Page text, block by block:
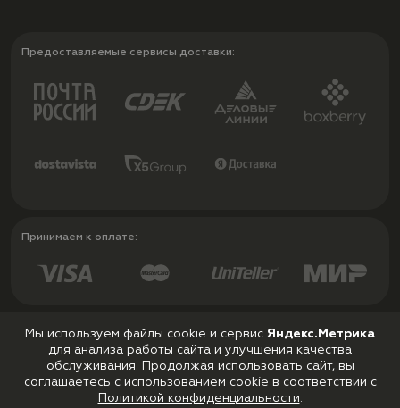
Предоставляемые сервисы доставки:
Принимаем к оплате:
Политика конфиденциальности
Пользовательское соглашение
Мы используем файлы cookie и сервис Яндекс.Метрика
для анализа работы сайта и улучшения качества
обслуживания. Продолжая использовать сайт, вы
соглашаетесь с использованием cookie в соответствии с
Политикой конфиденциальности.